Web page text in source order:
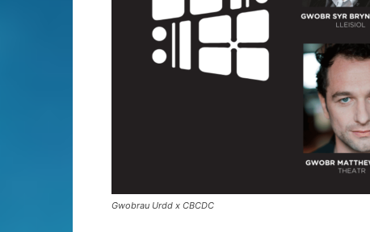
Gwobrau Urdd x CBCDC